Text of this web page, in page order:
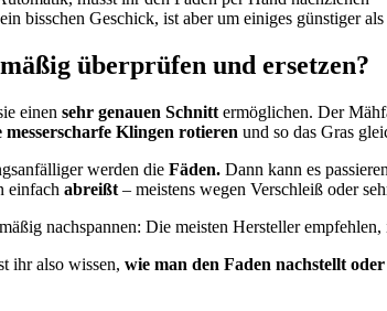
bisschen Geschick, ist aber um einiges günstiger
überprüfen und ersetzen?
einen sehr genauen Schnitt ermöglichen. Der
messerscharfe Klingen rotieren und so das Gras
werden die Fäden. Dann kann es
einfach abreißt – meistens wegen Verschleiß oder
nachspannen: Die meisten Hersteller empfehlen,
ihr also wissen, wie man den Faden nachstellt